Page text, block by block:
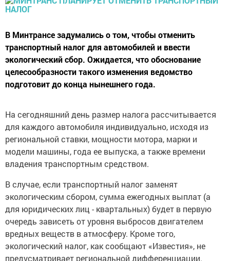
В Минтрансе задумались о том, чтобы отменить
транспортный налог для автомобилей и ввести
экологический сбор. Ожидается, что обоснование
целесообразности такого изменения ведомство
подготовит до конца нынешнего года.
На сегодняшний день размер налога рассчитывается
для каждого автомобиля индивидуально, исходя из
региональной ставки, мощности мотора, марки и
модели машины, года ее выпуска, а также времени
владения транспортным средством.
В случае, если транспортный налог заменят
экологическим сбором, сумма ежегодных выплат (а
для юридических лиц - квартальных) будет в первую
очередь зависеть от уровня выбросов двигателем
вредных веществ в атмосферу. Кроме того,
экологический налог, как сообщают «Известия», не
предусматривает региональной дифференциации.